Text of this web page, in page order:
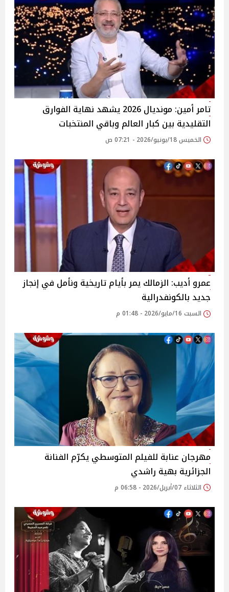
تامر أمين: مونديال 2026 يشهد نهاية الفوارق
التقليدية بين كبار العالم وباقي المنتخبات
الخميس 18/يونيو/2026 - 07:21 ص
عمرو أديب: الزمالك يمر بأيام تاريخية ونأمل في إنجاز
جديد بالكونفدرالية
السبت 16/مايو/2026 - 01:48 م
مهرجان عنابة للفيلم المتوسطي يكرّم الفنانة
الجزائرية بهية راشدي
الثلاثاء 07/أبريل/2026 - 06:58 م